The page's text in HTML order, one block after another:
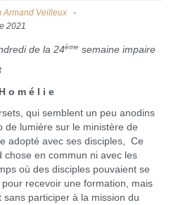
Armand Veilleux
2021
de la 24ème semaine impaire
H o m é l i e
qui semblent un peu anodins
de lumière sur le ministère de
adopté avec ses disciples, Ce
chose en commun ni avec les
où des disciples pouvaient se
recevoir une formation, mais
participer à la mission du